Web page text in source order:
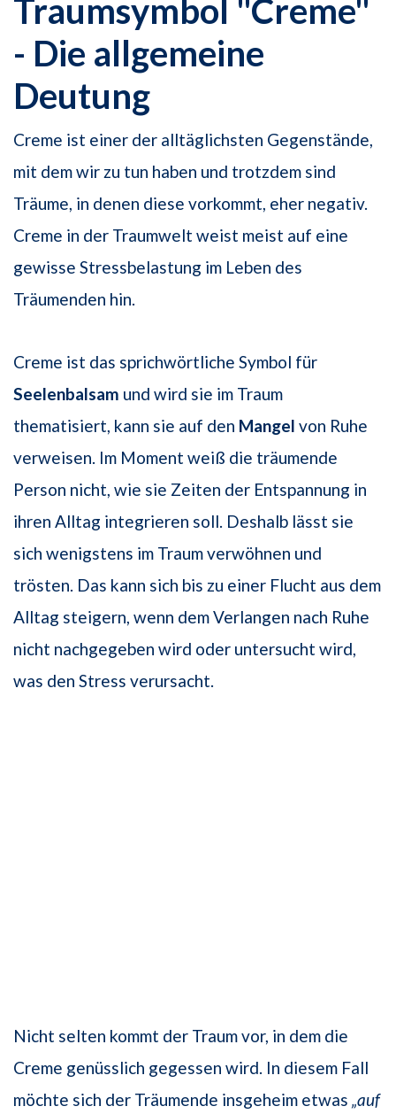
Traumsymbol "Creme"
- Die allgemeine
Deutung
Creme ist einer der alltäglichsten Gegenstände,
mit dem wir zu tun haben und trotzdem sind
Träume, in denen diese vorkommt, eher negativ.
Creme in der Traumwelt weist meist auf eine
gewisse Stressbelastung im Leben des
Träumenden hin.
Creme ist das sprichwörtliche Symbol für
Seelenbalsam und wird sie im Traum
thematisiert, kann sie auf den Mangel von Ruhe
verweisen. Im Moment weiß die träumende
Person nicht, wie sie Zeiten der Entspannung in
ihren Alltag integrieren soll. Deshalb lässt sie
sich wenigstens im Traum verwöhnen und
trösten. Das kann sich bis zu einer Flucht aus dem
Alltag steigern, wenn dem Verlangen nach Ruhe
nicht nachgegeben wird oder untersucht wird,
was den Stress verursacht.
Nicht selten kommt der Traum vor, in dem die
Creme genüsslich gegessen wird. In diesem Fall
möchte sich der Träumende insgeheim etwas „auf